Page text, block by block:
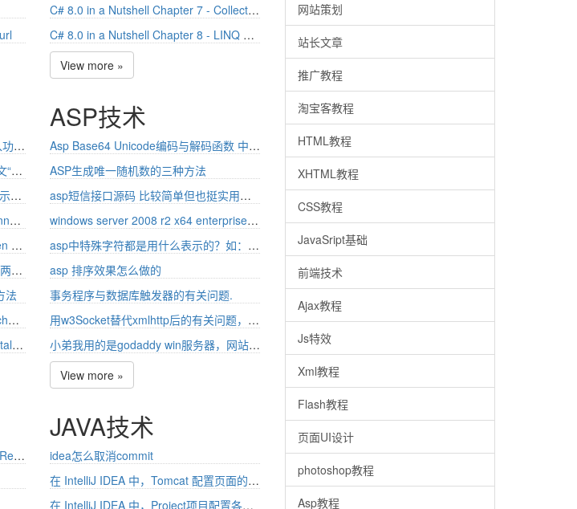
C# 8.0 in a Nutshell Chapter 7 - Collections
C# 8.0 in a Nutshell Chapter 8 - LINQ Queries
View more »
DEDE如何去除dede_feedback表写入功能 关闭留言表写入功能
pbootcms网站修改导航“首页”改为英文“Home”
pbootcms安装出错，保存授权码时提示unable to open database file
访问phpMyAdmin网站管理出错，Cannot start session without errors, please check errors given in your PHP and/or webserver log file 处理访问：重置temp权限，当场生效恢复正常。
修改pbootcms设置提示unable to open database file
php non-thread-safe和thread-safe这两个版本有何区别？
法
WordPress太耗资源？WP Super Cache详细设置教程 为WordPress开启全站预缓存
WordPress内存耗尽错误解决办法 Fatal error: Allowed memory size of 67108864 bytes exhausted (tried to allocate 1203208 bytes)
ASP技术
Asp Base64 Unicode编码与解码函数 中文编码使用GB2312方式非UTF-8
ASP生成唯一随机数的三种方法
asp短信接口源码 比较简单但也挺实用用的（两个写法）
windows server 2008 r2 x64 enterprise service pack1中aspjpeg.dll安装
asp中特殊字符都是用什么表示的？如：CHR（10） = 换行符
asp 排序效果怎么做的
事务程序与数据库触发器的有关问题.
用w3Socket替代xmlhttp后的有关问题，高手Help
小弟我用的是godaddy win服务器，网站受到黑客攻击了，怎么办
View more »
Y7000P 2022的windows 11更新驱动Realtek - Net - 10.50.511.2021导致上不了网
JAVA技术
idea怎么取消commit
在 IntelliJ IDEA 中，Tomcat 配置页面的各部分含义是什么
在 IntelliJ IDEA 中，Project项目配置各项分别是什么意思
网站策划
站长文章
推广教程
淘宝客教程
HTML教程
XHTML教程
CSS教程
JavaSript基础
前端技术
Ajax教程
Js特效
Xml教程
Flash教程
页面UI设计
photoshop教程
Asp教程